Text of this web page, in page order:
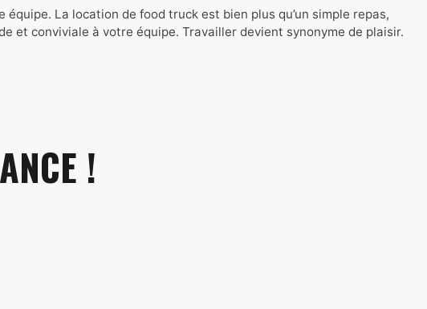
La location de food truck est bien plus qu’un simple repas,
et conviviale à votre équipe. Travailler devient synonyme de plaisir.
!